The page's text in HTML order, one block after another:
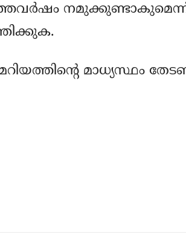
നമുക്കുണ്ടാകുമെന്ന്
മാധ്യസ്ഥം